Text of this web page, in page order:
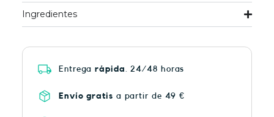
Ingredientes
Entregarápida . 24/48 horas
Envío gratis a partir de 49 €